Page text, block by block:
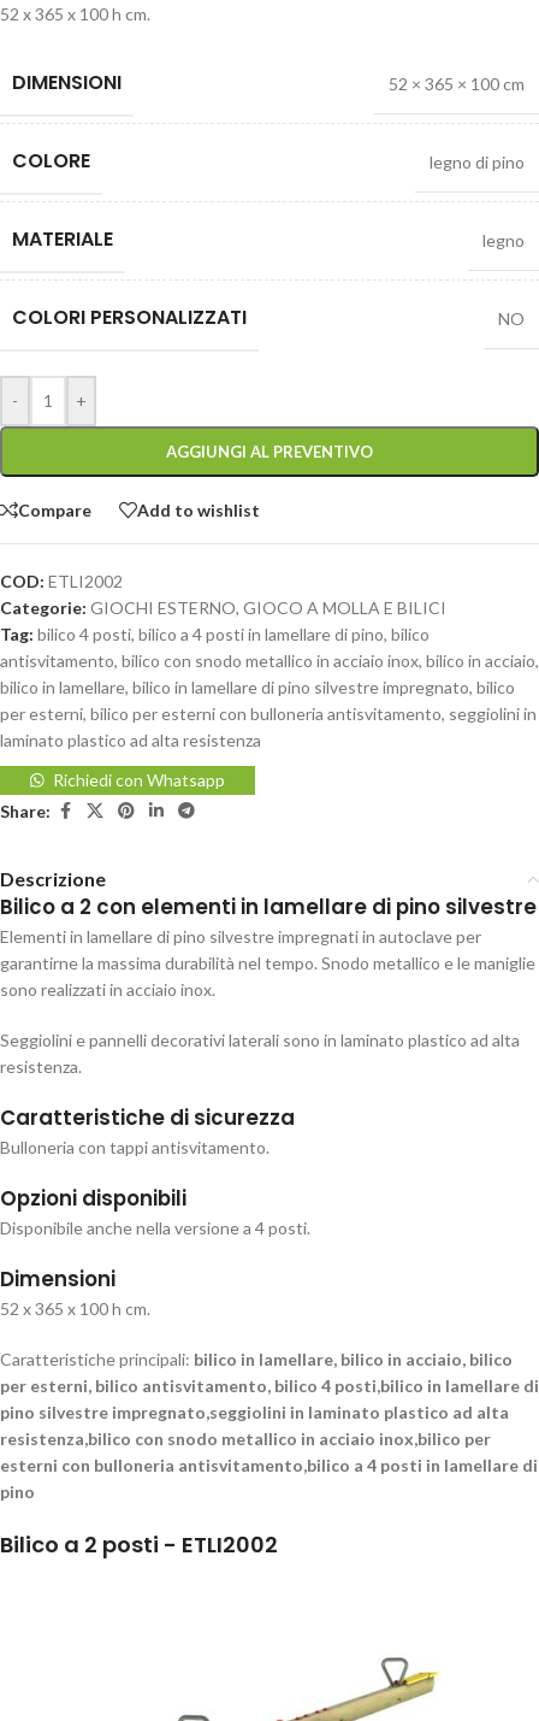
52 x 365 x 100 h cm.
DIMENSIONI 52 × 365 × 100 cm
COLORE legno di pino
MATERIALE legno
COLORI PERSONALIZZATI NO
- +
AGGIUNGI AL PREVENTIVO
Compare Add to wishlist
COD: ETLI2002
Categorie: GIOCHI ESTERNO, GIOCO A MOLLA E BILICI
Tag: bilico 4 posti, bilico a 4 posti in lamellare di pino, bilico
antisvitamento, bilico con snodo metallico in acciaio inox, bilico in acciaio,
bilico in lamellare, bilico in lamellare di pino silvestre impregnato, bilico
per esterni, bilico per esterni con bulloneria antisvitamento, seggiolini in
laminato plastico ad alta resistenza
Richiedi con Whatsapp
Share:
Descrizione
Bilico a 2 con elementi in lamellare di pino silvestre
Elementi in lamellare di pino silvestre impregnati in autoclave per
garantirne la massima durabilità nel tempo. Snodo metallico e le maniglie
sono realizzati in acciaio inox.
Seggiolini e pannelli decorativi laterali sono in laminato plastico ad alta
resistenza.
Caratteristiche di sicurezza
Bulloneria con tappi antisvitamento.
Opzioni disponibili
Disponibile anche nella versione a 4 posti.
Dimensioni
52 x 365 x 100 h cm.
Caratteristiche principali: bilico in lamellare, bilico in acciaio, bilico
per esterni, bilico antisvitamento, bilico 4 posti,bilico in lamellare di
pino silvestre impregnato,seggiolini in laminato plastico ad alta
resistenza,bilico con snodo metallico in acciaio inox,bilico per
esterni con bulloneria antisvitamento,bilico a 4 posti in lamellare di
pino
Bilico a 2 posti - ETLI2002